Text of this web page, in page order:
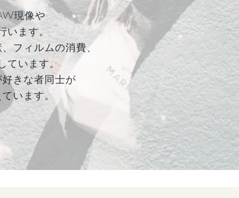
現像や
います。
フィルムの消費、
ています。
きな者同士が
います。